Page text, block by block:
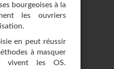
bourgeoises à la
les ouvriers
en peut réussir
à masquer
vivent les OS.